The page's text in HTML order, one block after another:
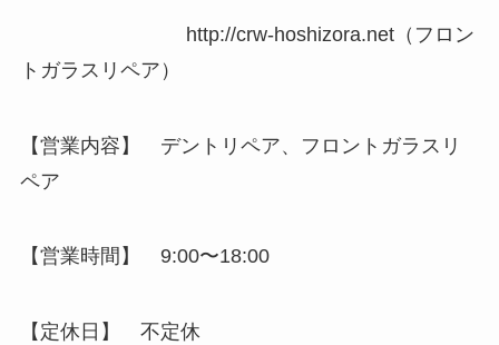
http://crw-hoshizora.net（フロン
トガラスリペア）
【営業内容】 デントリペア、フロントガラスリ
ペア
【営業時間】 9:00〜18:00
【定休日】 不定休